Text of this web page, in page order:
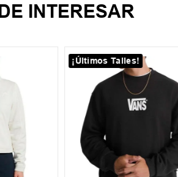
INTERESAR
¡Últimos Talles!